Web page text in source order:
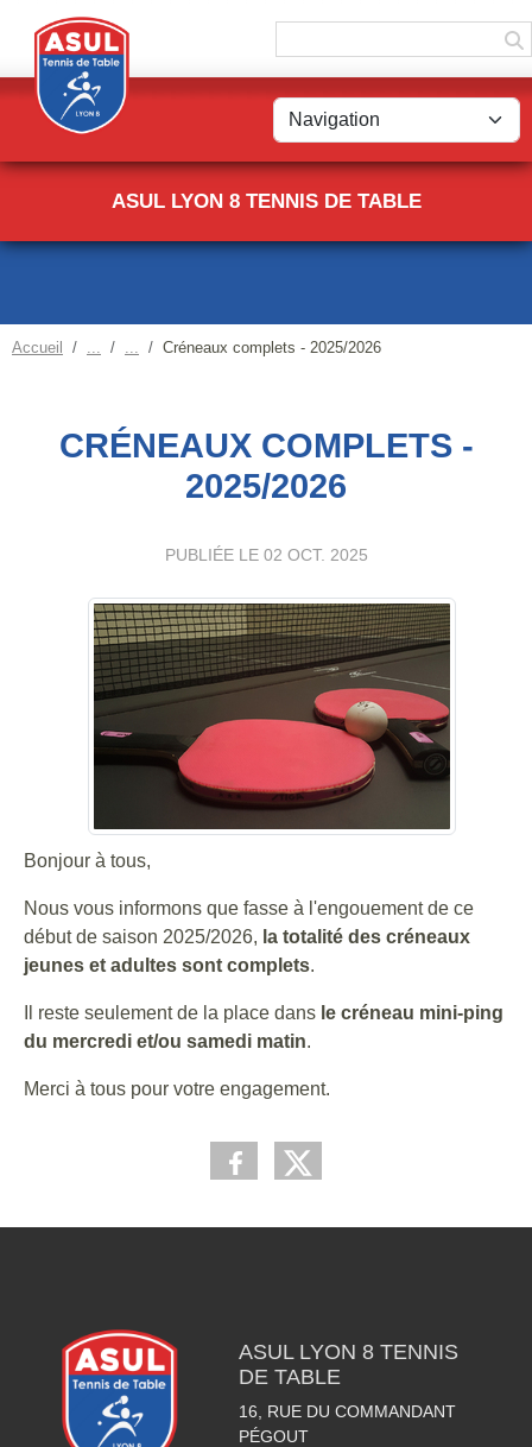
ASUL LYON 8 TENNIS DE TABLE
Accueil Créneaux complets - 2025/2026
CRÉNEAUX COMPLETS -
2025/2026
PUBLIÉE LE 02 OCT. 2025
Bonjour à tous,
Nous vous informons que fasse à l'engouement de ce
début de saison 2025/2026, la totalité des créneaux
jeunes et adultes sont complets.
Il reste seulement de la place dans le créneau mini-ping
du mercredi et/ou samedi matin.
Merci à tous pour votre engagement.
ASUL LYON 8 TENNIS
DE TABLE
16, RUE DU COMMANDANT
PÉGOUT
Panneau de gestion des cookies